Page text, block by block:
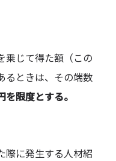
乗じて得た額（この
るときは、その端数
を限度とする。
際に発生する人材紹